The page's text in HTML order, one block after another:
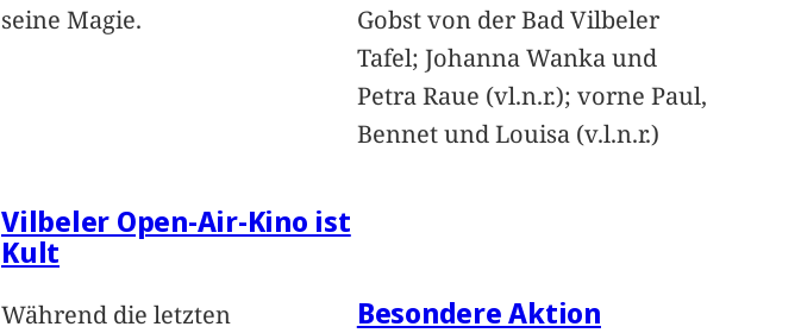
seine Magie.
Vilbeler Open-Air-Kino ist
Kult
Während die letzten
Gobst von der Bad Vilbeler
Tafel; Johanna Wanka und
Petra Raue (vl.n.r.); vorne Paul,
Bennet und Louisa (v.l.n.r.)
Besondere Aktion